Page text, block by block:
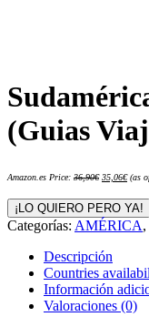
(Guias
Amazon.es Price: 36,90€ precio
era:
36,90€.
35,06€precio
es:
35,06€.
(as
¡LO QUIERO PERO YA!
Categorías: AMÉRICA,
Descripción
Countries
Información
Valoraciones (0)